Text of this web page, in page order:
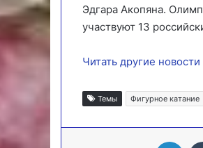
Эдгара Акопяна.
участвуют 13
Читать другие новости
Темы Фигурное катание